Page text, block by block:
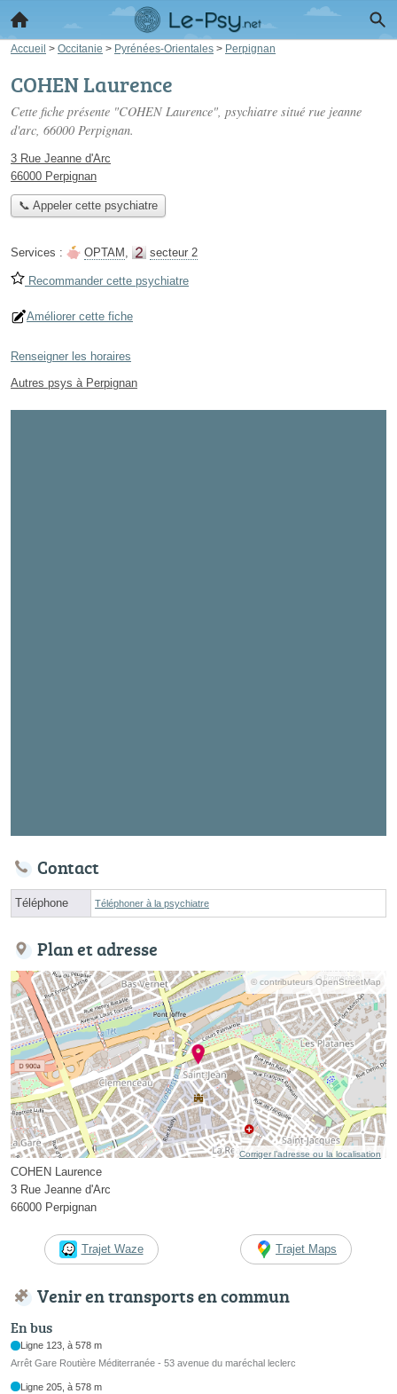
Accueil > Occitanie > Pyrénées-Orientales > Perpignan
COHEN Laurence
Cette fiche présente "COHEN Laurence", psychiatre situé rue jeanne
d'arc, 66000 Perpignan.
3 Rue Jeanne d'Arc
66000 Perpignan
📞 Appeler cette psychiatre
Services : OPTAM , secteur 2
Recommander cette psychiatre
Améliorer cette fiche
Renseigner les horaires
Autres psys à Perpignan
Contact
Téléphone Téléphoner à la psychiatre
Plan et adresse
© contributeurs OpenStreetMap
Corriger l’adresse ou la localisation
COHEN Laurence
3 Rue Jeanne d'Arc
66000 Perpignan
Trajet Waze Trajet Maps
Venir en transports en commun
En bus
Ligne 123, à 578 m
Arrêt Gare Routière Méditerranée - 53 avenue du maréchal leclerc
Ligne 205, à 578 m